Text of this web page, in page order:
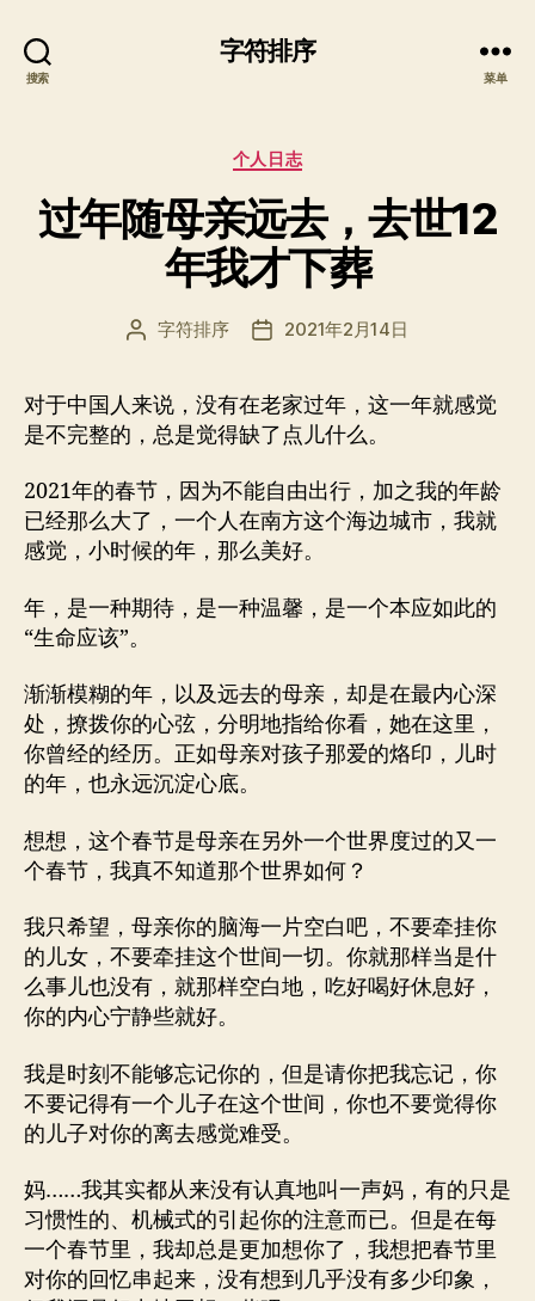
搜索
字符排序
菜单
分
个人日志
过年随母亲远去，去世12
年我才下葬
文
者
字符排序
发
期
2021年2月14日
对于中国人来说，没有在老家过年，这一年就感觉
是不完整的，总是觉得缺了点儿什么。
2021年的春节，因为不能自由出行，加之我的年龄
已经那么大了，一个人在南方这个海边城市，我就
感觉，小时候的年，那么美好。
年，是一种期待，是一种温馨，是一个本应如此的
“生命应该”。
渐渐模糊的年，以及远去的母亲，却是在最内心深
处，撩拨你的心弦，分明地指给你看，她在这里，
你曾经的经历。正如母亲对孩子那爱的烙印，儿时
的年，也永远沉淀心底。
想想，这个春节是母亲在另外一个世界度过的又一
个春节，我真不知道那个世界如何？
我只希望，母亲你的脑海一片空白吧，不要牵挂你
的儿女，不要牵挂这个世间一切。你就那样当是什
么事儿也没有，就那样空白地，吃好喝好休息好，
你的内心宁静些就好。
我是时刻不能够忘记你的，但是请你把我忘记，你
不要记得有一个儿子在这个世间，你也不要觉得你
的儿子对你的离去感觉难受。
妈……我其实都从来没有认真地叫一声妈，有的只是
习惯性的、机械式的引起你的注意而已。但是在每
一个春节里，我却总是更加想你了，我想把春节里
对你的回忆串起来，没有想到几乎没有多少印象，